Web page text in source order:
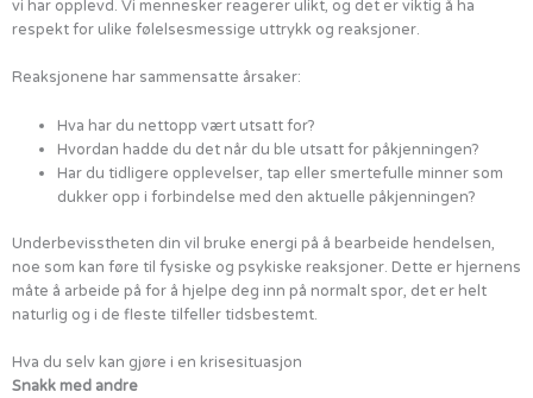
vi har opplevd. Vi mennesker reagerer ulikt, og det er viktig å ha
respekt for ulike følelsesmessige uttrykk og reaksjoner.
Reaksjonene har sammensatte årsaker:
Hva har du nettopp vært utsatt for?
Hvordan hadde du det når du ble utsatt for påkjenningen?
Har du tidligere opplevelser, tap eller smertefulle minner som
dukker opp i forbindelse med den aktuelle påkjenningen?
Underbevisstheten din vil bruke energi på å bearbeide hendelsen,
noe som kan føre til fysiske og psykiske reaksjoner. Dette er hjernens
måte å arbeide på for å hjelpe deg inn på normalt spor, det er helt
naturlig og i de fleste tilfeller tidsbestemt.
Hva du selv kan gjøre i en krisesituasjon
Snakk med andre